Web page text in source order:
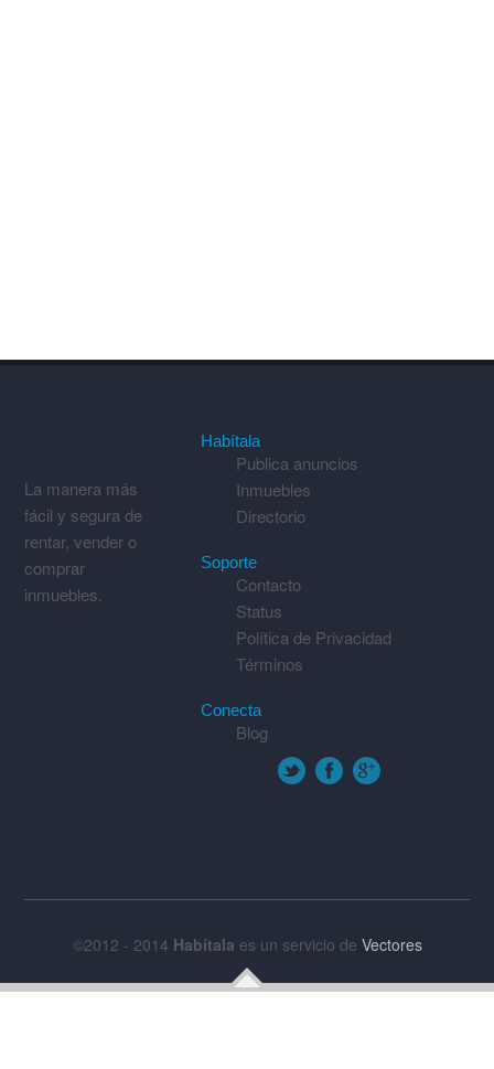
La manera más
fácil y segura de
rentar, vender o
comprar
inmuebles.
Habítala
Publica anuncios
Inmuebles
Directorio
Soporte
Contacto
Status
Política de Privacidad
Términos
Conecta
Blog
©2012 - 2014 Habítala es un servicio de Vectores